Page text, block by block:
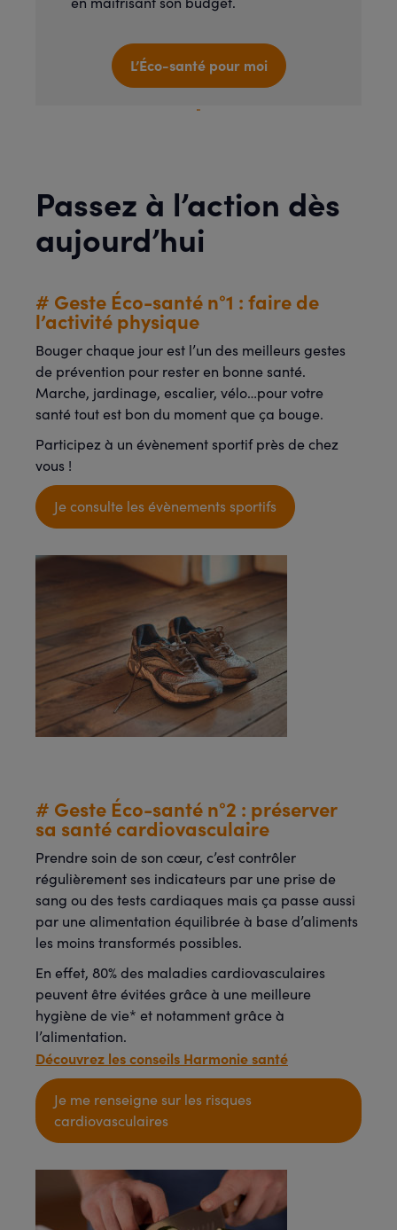
L’Éco-santé pour moi
Passez à l’action dès
aujourd’hui
# Geste Éco-santé n°1 : faire de
l’activité physique
Bouger chaque jour est l’un des meilleurs gestes
de prévention pour rester en bonne santé.
Marche, jardinage, escalier, vélo…pour votre
santé tout est bon du moment que ça bouge.
Participez à un évènement sportif près de chez
vous !
Je consulte les évènements sportifs
# Geste Éco-santé n°2 : préserver
sa santé cardiovasculaire
Prendre soin de son cœur, c’est contrôler
régulièrement ses indicateurs par une prise de
sang ou des tests cardiaques mais ça passe aussi
par une alimentation équilibrée à base d’aliments
les moins transformés possibles.
En effet, 80% des maladies cardiovasculaires
peuvent être évitées grâce à une meilleure
hygiène de vie* et notamment grâce à
l’alimentation.
Découvrez les conseils Harmonie santé
Je me renseigne sur les risques
cardiovasculaires